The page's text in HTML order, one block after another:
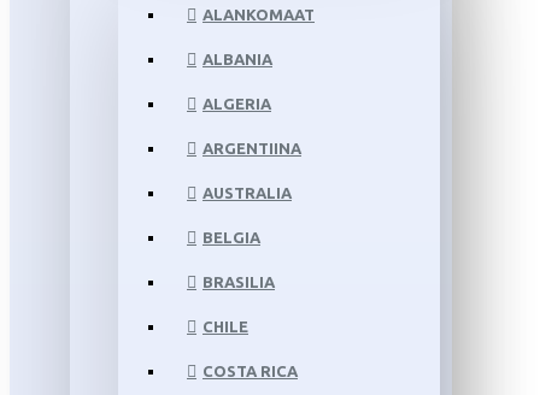
ALANKOMAAT
ALBANIA
ALGERIA
ARGENTIINA
AUSTRALIA
BELGIA
BRASILIA
CHILE
COSTA RICA